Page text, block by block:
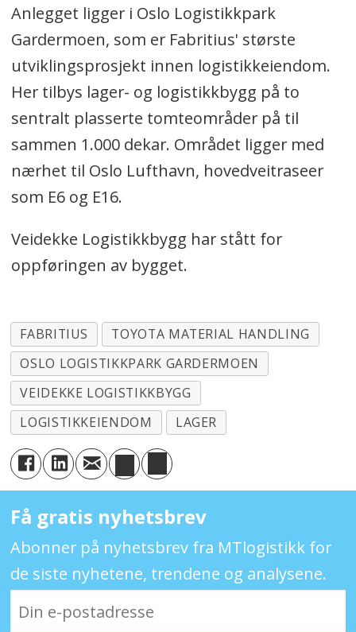
Anlegget ligger i Oslo Logistikkpark
Gardermoen, som er Fabritius' største
utviklingsprosjekt innen logistikkeiendom.
Her tilbys lager- og logistikkbygg på to
sentralt plasserte tomteområder på til
sammen 1.000 dekar. Området ligger med
nærhet til Oslo Lufthavn, hovedveitraseer
som E6 og E16.
Veidekke Logistikkbygg har stått for
oppføringen av bygget.
FABRITIUS
TOYOTA MATERIAL HANDLING
OSLO LOGISTIKKPARK GARDERMOEN
VEIDEKKE LOGISTIKKBYGG
LOGISTIKKEIENDOM
LAGER
Få gratis nyhetsbrev
Abonner på nyhetsbrev fra MTlogistikk for
de siste nyhetene, trendene og analysene.